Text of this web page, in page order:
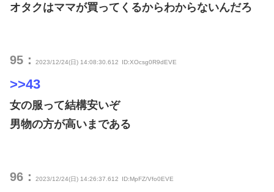
オタクはママが買ってくるからわからないんだろ
95： 2023/12/24(日) 14:08:30.612 ID:XOcsg0R9dEVE
>>43
女の服って結構安いぞ
男物の方が高いまである
96： 2023/12/24(日) 14:26:37.612 ID:MpFZ/Vfo0EVE